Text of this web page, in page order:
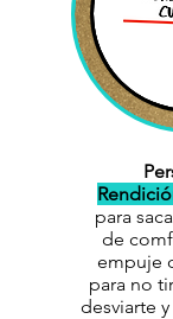
para
de
empuje
para no
desviarte